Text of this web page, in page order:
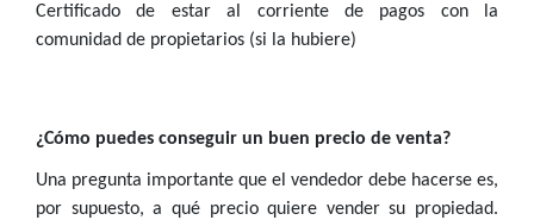
Certificado de estar al corriente de pagos con la
comunidad de propietarios (si la hubiere)
¿Cómo puedes conseguir un buen precio de venta?
Una pregunta importante que el vendedor debe hacerse es,
por supuesto, a qué precio quiere vender su propiedad.